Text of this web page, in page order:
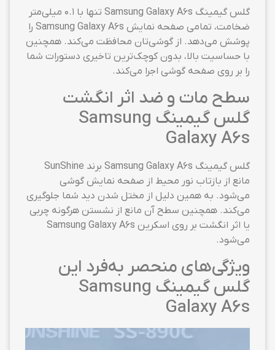
گلس گیمینگ Samsung Galaxy A6s تنها با ۰.۱ میلی‌متر
ضخامت، تمامی صفحه نمایش Samsung Galaxy A6s را
پوشش می‌دهد. از گوشی‌تان محافظت می‌کند. همچنین
با حساسیت بالا، بدون کوچک‌ترین تاخیری دستورات شما
را بر روی صفحه گوشی اجرا می‌کند.
سطح مات و ضد اثر انگشت
گلس گیمینگ Samsung
Galaxy A6s
گلس گیمینگ Samsung Galaxy A6s برند SunShine
مانع از بازتاب نور محیط از صفحه نمایش گوشی
می‌شود. به همین دلیل از مختل شدن دید شما جلوگیری
می‌کند. همچنین سطح آن مانع از نشستن هرگونه چربی
یا اثر انگشت بر روی اسکرین Samsung Galaxy A6s
می‌شود.
ویژگی‌های منحصر به‌فرد این
گلس گیمینگ Samsung
Galaxy A6s